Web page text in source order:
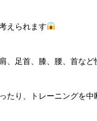
えられます
、足首、膝、腰、首な
たり、トレーニングを